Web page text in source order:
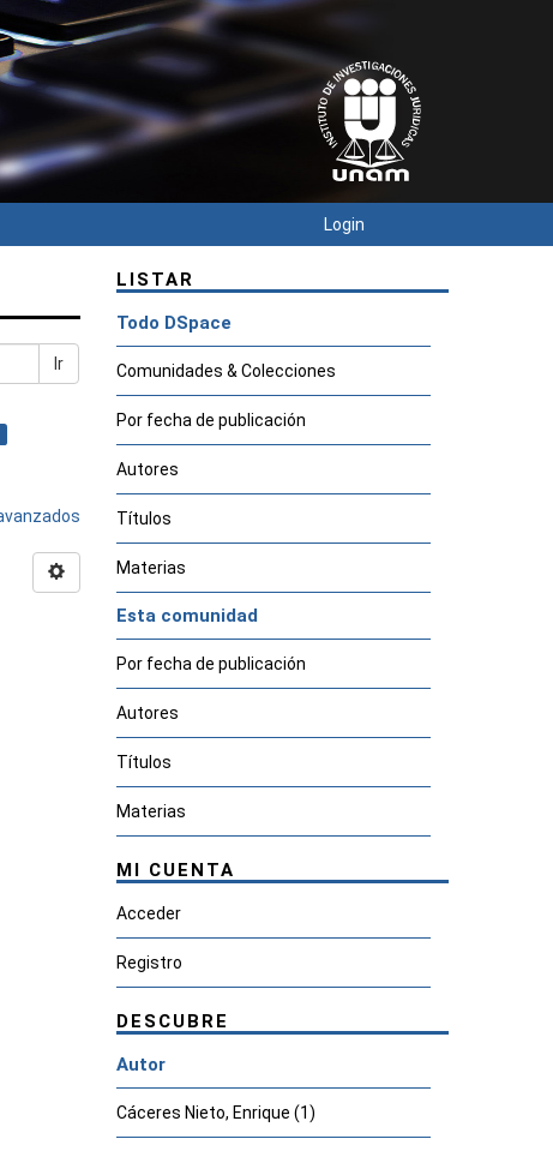
Login
Ir
LISTAR
Todo DSpace
Comunidades & Colecciones
Por fecha de publicación
Autores
Títulos
Materias
Esta comunidad
Por fecha de publicación
Autores
Títulos
Materias
MI CUENTA
Acceder
Registro
DESCUBRE
Autor
Cáceres Nieto, Enrique (1)